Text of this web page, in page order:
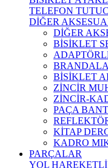
TELEFON
DİĞER
DİĞER
BİSİKLET
BİSİKLET
ZİNCİR
ZİNCİR-
PAÇA
KİTAP
KADRO
PARÇALAR
YOL